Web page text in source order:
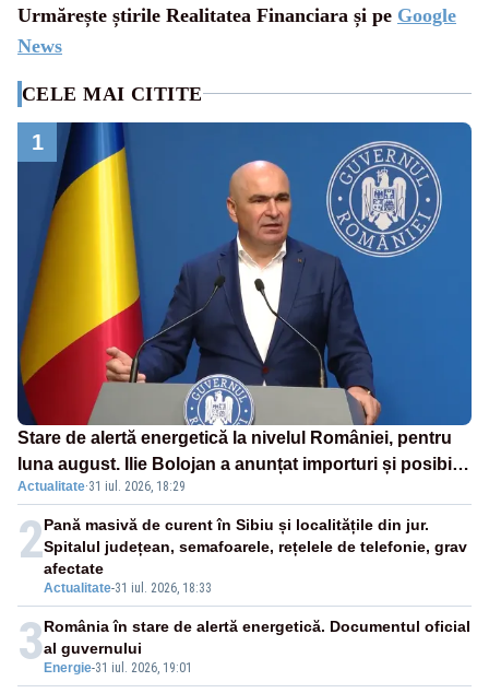
Urmărește știrile Realitatea Financiara și pe Google
News
CELE MAI CITITE
1
Stare de alertă energetică la nivelul României, pentru
luna august. Ilie Bolojan a anunțat importuri și posibile
restricții – VIDEO
Actualitate·31 iul. 2026, 18:29
2
Actualitate-31 iul. 2026, 18:33
Pană masivă de curent în Sibiu și localitățile din jur.
Spitalul județean, semafoarele, rețelele de telefonie, grav
afectate
3 Energie-31 iul. 2026, 19:01
România în stare de alertă energetică. Documentul oficial
al guvernului